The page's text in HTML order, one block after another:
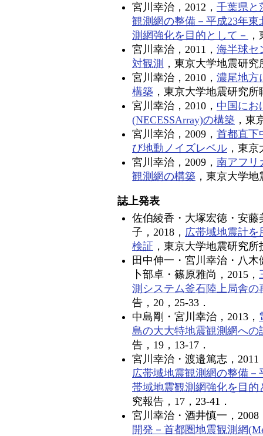
宮川幸治，2012， 千葉県と
観測網の整備－平成23年
測網強化を目的として－
宮川幸治，2011， 海半球セ
対観測 ，東京大学地震研
宮川幸治，2010， 濃尾地方
構築 ，東京大学地震研究
宮川幸治，2010， 中国にお
(NECESSArray)の構築 ，東
宮川幸治，2009， 首都直下
び地動ノイズレベル ，東
宮川幸治，2009， 南アフリ
観測網の構築 ，東京大学
誌上発表
佐伯綾香・大塚宏徳・安
子，2018， 広帯域地震計
検証 ，東京大学地震研究
田中伸一・宮川幸治・八
卜部卓・篠原雅尚，2015，
測システム釜石陸上局舎の
告，20，25-33．
中島剛・宮川幸治，2013，
島の大大特地震観測網への
告，19，13-17．
宮川幸治・渡邉篤志，2011
広帯域地震観測網の整備
帯域地震観測網強化を目的
究報告，17，23-41．
宮川幸治・酒井慎一，2008
開発－首都圏地震観測網